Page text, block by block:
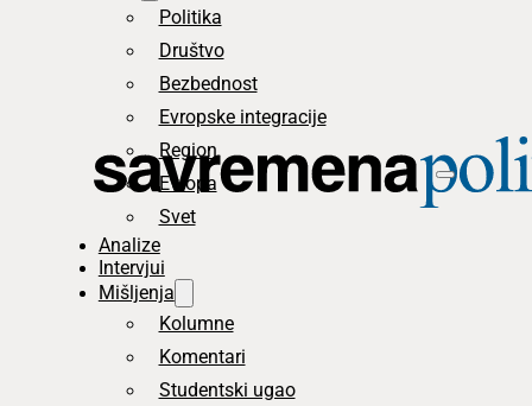
Politika
Društvo
Bezbednost
Evropske integracije
Region
Evropa
Svet
Analize
Intervjui
Mišljenja
Kolumne
Komentari
Studentski ugao